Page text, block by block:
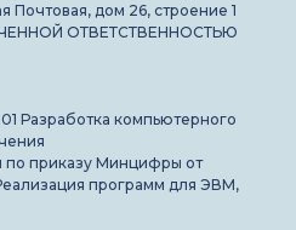
Почтовая, дом 26, строение 1
ОТВЕТСТВЕННОСТЬЮ
Разработка компьютерного
по приказу Минцифры от
программ для ЭВМ,